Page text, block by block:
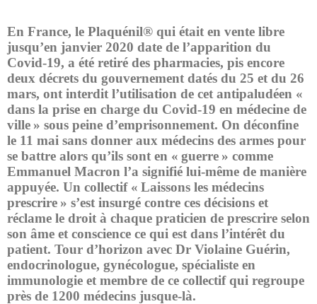
En France, le Plaquénil® qui était en vente libre
jusqu’en janvier 2020 date de l’apparition du
Covid-19, a été retiré des pharmacies, pis encore
deux décrets du gouvernement datés du 25 et du 26
mars, ont interdit l’utilisation de cet antipaludéen «
dans la prise en charge du Covid-19 en médecine de
ville » sous peine d’emprisonnement. On déconfine
le 11 mai sans donner aux médecins des armes pour
se battre alors qu’ils sont en « guerre » comme
Emmanuel Macron l’a signifié lui-même de manière
appuyée. Un collectif « Laissons les médecins
prescrire » s’est insurgé contre ces décisions et
réclame le droit à chaque praticien de prescrire selon
son âme et conscience ce qui est dans l’intérêt du
patient. Tour d’horizon avec Dr Violaine Guérin,
endocrinologue, gynécologue, spécialiste en
immunologie et membre de ce collectif qui regroupe
près de 1200 médecins jusque-là.